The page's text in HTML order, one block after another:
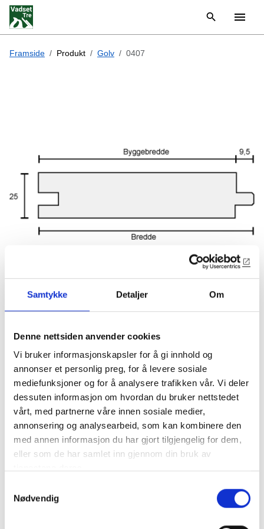
Samtykke Detaljer Om
Denne nettsiden anvender cookies
Vi bruker informasjonskapsler for å gi innhold og
annonser et personlig preg, for å levere sosiale
mediefunksjoner og for å analysere trafikken vår. Vi deler
dessuten informasjon om hvordan du bruker nettstedet
vårt, med partnerne våre innen sosiale medier,
annonsering og analysearbeid, som kan kombinere den
med annen informasjon du har gjort tilgjengelig for dem,
eller som de har samlet inn gjennom din bruk av
Nødvendig
Framside Produkt Golv 0407
0407
25x165mm golvbord